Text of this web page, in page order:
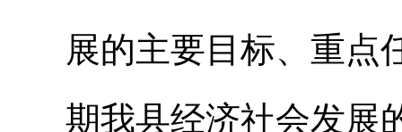
展的主要目标、重点
期我县经济社会发展